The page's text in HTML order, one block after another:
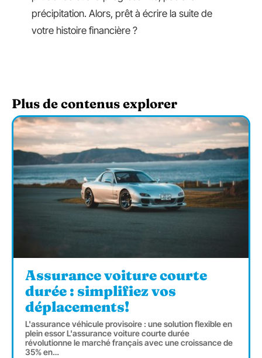
précipitation. Alors, prêt à écrire la suite de
votre histoire financière ?
Plus de contenus explorer
Assurance voiture courte
durée : simplifiez vos
déplacements!
L'assurance véhicule provisoire : une solution flexible en
plein essor L'assurance voiture courte durée
révolutionne le marché français avec une croissance de
35% en…